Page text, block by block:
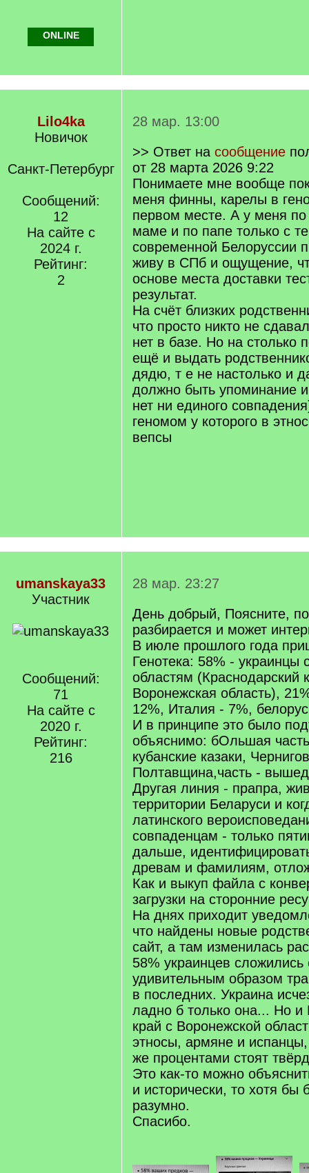
ONLINE
Lilo4ka
Новичок
Санкт-Петербург
Сообщений:
12
На сайте с
2024 г.
Рейтинг:
2
28 мар. 13:00
>> Ответ на сообщение
от 28 марта 2026 9:22
Понимаете мне вообще
меня финны, карелы в
первом месте. А у меня
маме и по папе только с
современной Белоруссии
живу в СПб и ощущение,
основе места доставки
результат.
На счёт близких
что просто никто не
нет в базе. Но на столько
ещё и выдать
дядю, т е не настолько и
должно быть упоминание
нет ни единого
геномом у которого в
вепсы
umanskaya33
Участник
Сообщений:
71
На сайте с
2020 г.
Рейтинг:
216
28 мар. 23:27
День добрый, Поясните,
разбирается и может
В июле прошлого года
Генотека: 58% - украинцы
областям (Краснодарский
Воронежская область),
12%, Италия - 7%,
И в принципе это было
объяснимо: бОльшая
кубанские казаки,
Полтавщина,часть -
Другая линия - прапра,
территории Беларуси и
латинского
совпаденцам - только
дальше,
древам и фамилиям,
Как и выкуп файла с
загрузки на сторонние
На днях приходит
что найдены новые
сайт, а там изменилась
58% украинцев сложились
удивительным образом
в последних. Украина
ладно б только она... Но и
край с Воронежской
этносы, армяне и
же процентами стоят
Это как-то можно
и исторически, то хотя бы
разумно.
Спасибо.